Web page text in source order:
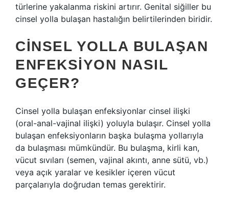
türlerine yakalanma riskini artırır. Genital siğiller bu
cinsel yolla bulaşan hastalığın belirtilerinden biridir.
CINSEL YOLLA BULAŞAN
ENFEKSIYON NASIL
GEÇER?
Cinsel yolla bulaşan enfeksiyonlar cinsel ilişki
(oral-anal-vajinal ilişki) yoluyla bulaşır. Cinsel yolla
bulaşan enfeksiyonların başka bulaşma yollarıyla
da bulaşması mümkündür. Bu bulaşma, kirli kan,
vücut sıvıları (semen, vajinal akıntı, anne sütü, vb.)
veya açık yaralar ve kesikler içeren vücut
parçalarıyla doğrudan temas gerektirir.